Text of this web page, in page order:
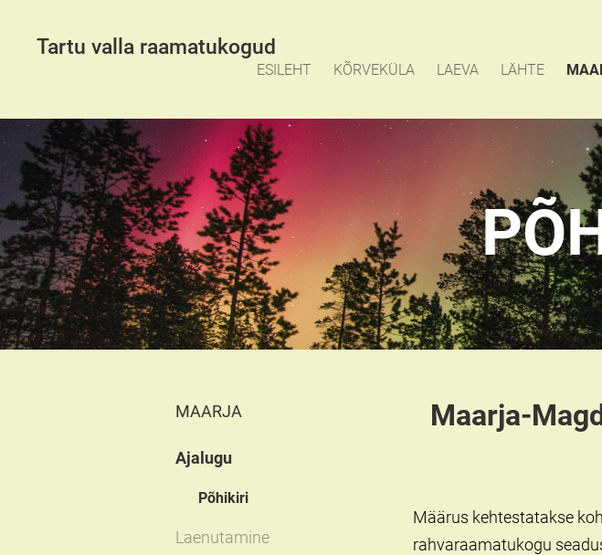
Tartu valla raamatukogud
ESILEHT KÕRVEKÜLA LAEVA LÄHTE
MAARJA
Ajalugu
Põhikiri
Laenutamine
Maarja-
Määrus kehtestatakse
rahvaraamatukogu